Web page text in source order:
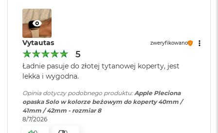
W
e
d
u
g
k
l
o
r
u
Vytautas zweryfikowano
5
Ładnie pasuje do złotej tytanowej koperty, jest
lekka i wygodna.
Opinia dotyczy podobnego produktu:Apple Pleciona
opaska Solo w kolorze beżowym do koperty 40mm /
41mm / 42mm - rozmiar 8
8/7/2026